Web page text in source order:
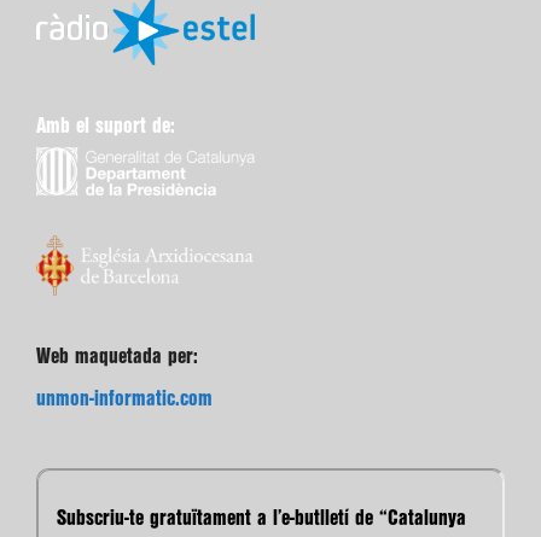
Amb el suport de:
Web maquetada per:
unmon-informatic.com
Subscriu-te gratuïtament a l’e-butlletí de “Catalunya